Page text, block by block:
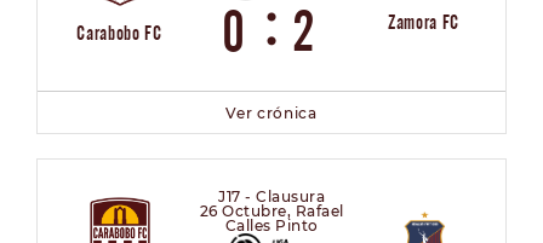
Carabobo FC 0 : 2 Zamora FC
Ver crónica
J17 - Clausura
26 Octubre, Rafael
Calles Pinto